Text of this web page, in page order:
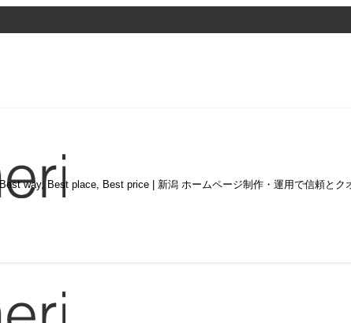
Best way, Best place, Best price | 新潟 ホームページ制作・運用で信頼とク